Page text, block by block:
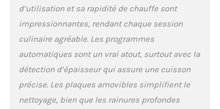
réparateurs dans le
la protection de
l’environnement et à la
CUISSON SAINE : jusqu'à
44% de matières grasses
avec OptiGrill NETTOYAGE
FACILE: plaques
d’utilisation et sa rapidité de chauffe sont
impressionnantes, rendant chaque session
culinaire agréable. Les programmes
automatiques sont un vrai atout, surtout avec la
détection d’épaisseur qui assure une cuisson
précise. Les plaques amovibles simplifient le
nettoyage, bien que les rainures profondes